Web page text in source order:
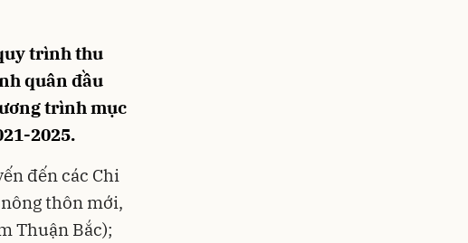
trình thu
quân đầu
trình mục
2025.
đến các Chi
thôn mới,
Thuận Bắc);